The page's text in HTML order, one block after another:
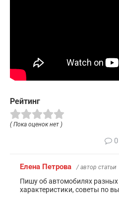
Рейтинг
( Пока оценок нет )
0
Елена Петрова / автор статьи
Пишу об автомобилях разных
характеристики, советы по